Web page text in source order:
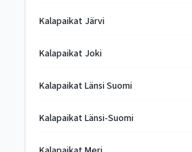
Kalapaikat Järvi
Kalapaikat Joki
Kalapaikat Länsi Suomi
Kalapaikat Länsi-Suomi